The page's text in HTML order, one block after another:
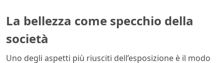
La bellezza come specchio della
società
Uno degli aspetti più riusciti dell’esposizione è il modo